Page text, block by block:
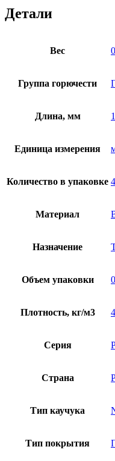
Детали
Вес
Группа горючести
Длина, мм
Единица измерения
Количество в упаковке
Материал
Назначение
Объем упаковки
Плотность, кг/м3
Серия
Страна
Тип каучука
Тип покрытия